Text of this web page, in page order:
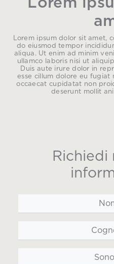
Lorem
Lorem ipsum dolor sit amet,
do eiusmod tempor
aliqua. Ut enim ad minim
ullamco laboris nisi ut
Duis aute irure dolor in
esse cillum dolore eu fugiat
occaecat cupidatat non
deserunt mollit
Richiedi